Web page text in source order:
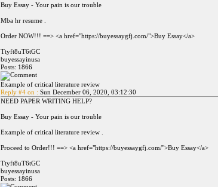
Buy Essay - Your pain is our trouble
Mba hr resume .
Order NOW!!! ==> <a href="https://buyessaygfj.com/">Buy Essay</a>
Ttyft8uT6tGC
buyessayinusa
Posts: 1866
Example of critical literature review
Reply #4 on : Sun December 06, 2020, 03:12:30
NEED PAPER WRITING HELP?
Buy Essay - Your pain is our trouble
Example of critical literature review .
Proceed to Order!!! ==> <a href="https://buyessaygfj.com/">Buy Essay</a>
Ttyft8uT6tGC
buyessayinusa
Posts: 1866